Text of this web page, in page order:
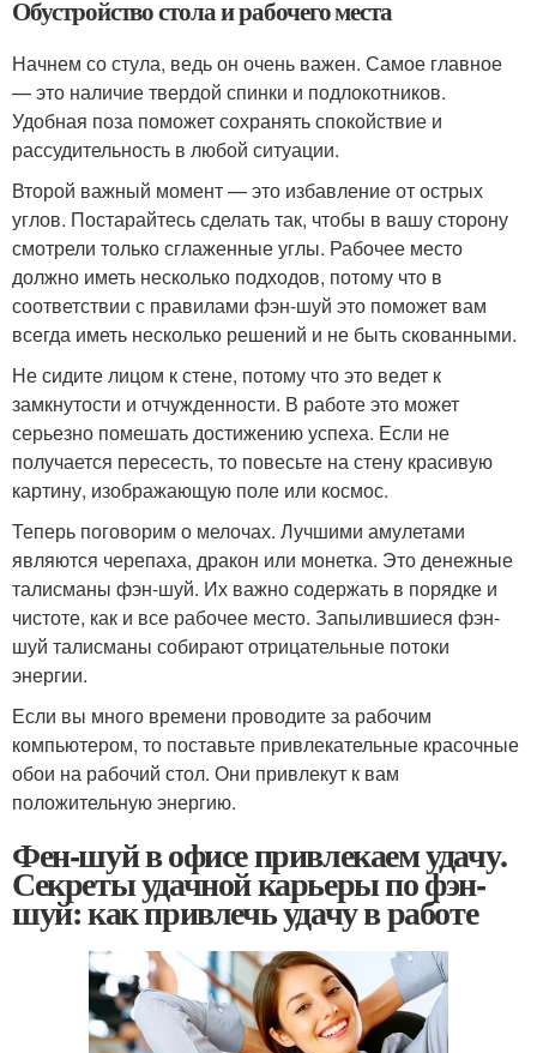
Обустройство стола и рабочего места
Начнем со стула, ведь он очень важен. Самое главное
— это наличие твердой спинки и подлокотников.
Удобная поза поможет сохранять спокойствие и
рассудительность в любой ситуации.
Второй важный момент — это избавление от острых
углов. Постарайтесь сделать так, чтобы в вашу сторону
смотрели только сглаженные углы. Рабочее место
должно иметь несколько подходов, потому что в
соответствии с правилами фэн-шуй это поможет вам
всегда иметь несколько решений и не быть скованными.
Не сидите лицом к стене, потому что это ведет к
замкнутости и отчужденности. В работе это может
серьезно помешать достижению успеха. Если не
получается пересесть, то повесьте на стену красивую
картину, изображающую поле или космос.
Теперь поговорим о мелочах. Лучшими амулетами
являются черепаха, дракон или монетка. Это денежные
талисманы фэн-шуй. Их важно содержать в порядке и
чистоте, как и все рабочее место. Запылившиеся фэн-
шуй талисманы собирают отрицательные потоки
энергии.
Если вы много времени проводите за рабочим
компьютером, то поставьте привлекательные красочные
обои на рабочий стол. Они привлекут к вам
положительную энергию.
Фен-шуй в офисе привлекаем удачу.
Секреты удачной карьеры по фэн-
шуй: как привлечь удачу в работе